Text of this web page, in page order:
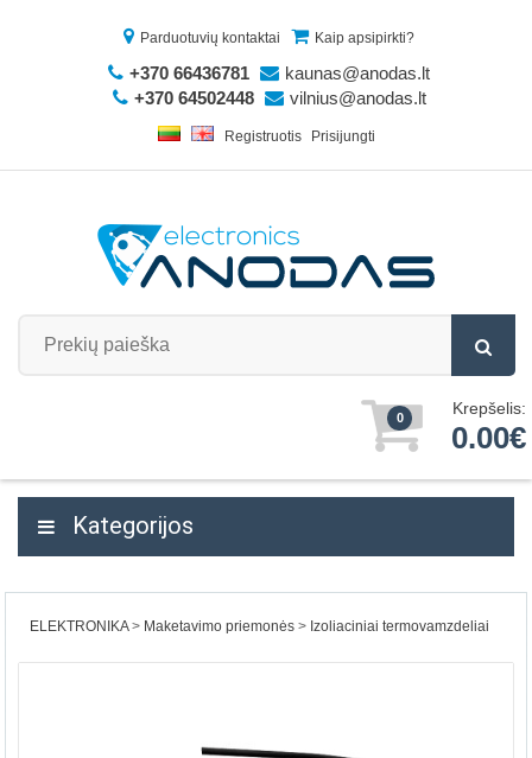
Parduotuvių kontaktai Kaip apsipirkti?
+370 66436781
kaunas@anodas.lt
+370 64502448
vilnius@anodas.lt
Registruotis Prisijungti
0 Krepšelis:
0.00€
Kategorijos
ELEKTRONIKA Maketavimo priemonės Izoliaciniai termovamzdeliai